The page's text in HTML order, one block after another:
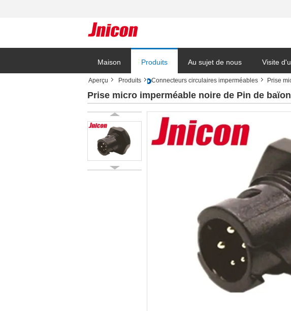
Maison Produits Au sujet de nous Visite
Blog
Aperçu Produits Connecteurs circulaires imperméables Prise
Prise micro imperméable noire de Pin de